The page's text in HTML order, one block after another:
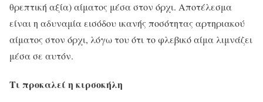
θρεπτική αξία) αίματος μέσα στον όρχι. Αποτέλεσμα
είναι η αδυναμία εισόδου ικανής ποσότητας αρτηριακού
αίματος στον όρχι, λόγω του ότι το φλεβικό αίμα λιμνάζει
μέσα σε αυτόν.
Τι προκαλεί η κιρσοκήλη